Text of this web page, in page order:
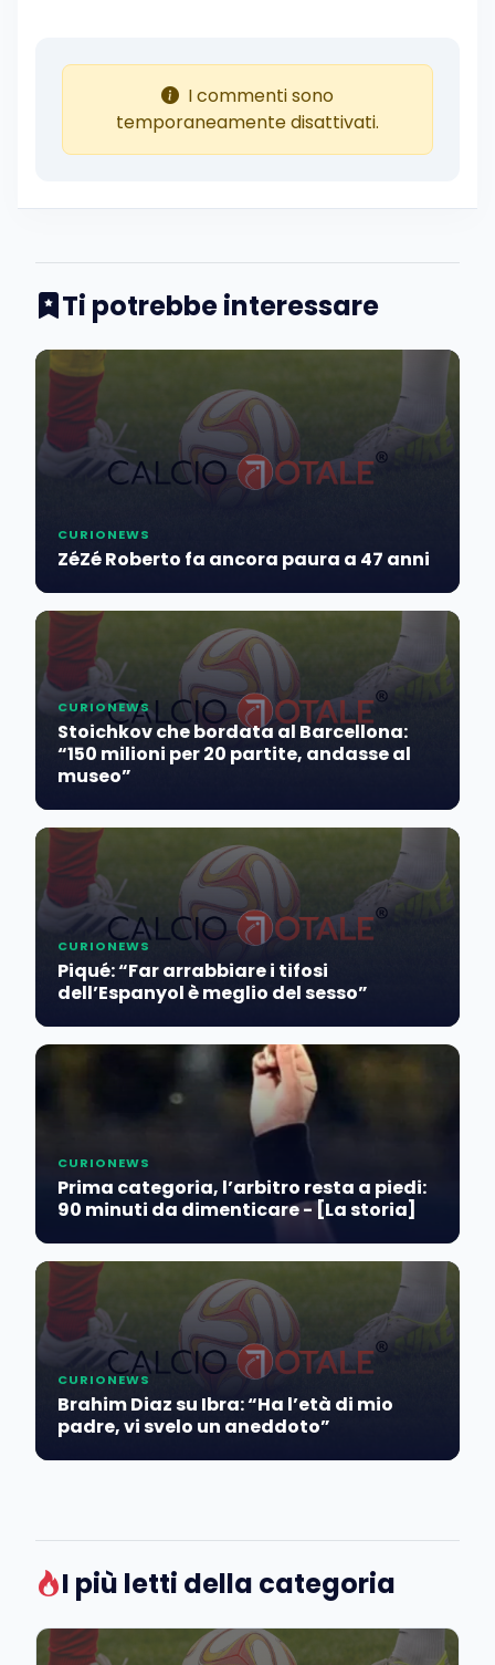
I commenti sono
temporaneamente disattivati.
Ti potrebbe interessare
CURIONEWS
ZéZé Roberto fa ancora paura a 47 anni
CURIONEWS
Stoichkov che bordata al Barcellona:
“150 milioni per 20 partite, andasse al
museo”
CURIONEWS
Piqué: “Far arrabbiare i tifosi
dell’Espanyol è meglio del sesso”
CURIONEWS
Prima categoria, l’arbitro resta a piedi:
90 minuti da dimenticare - [La storia]
CURIONEWS
Brahim Diaz su Ibra: “Ha l’età di mio
padre, vi svelo un aneddoto”
I più letti della categoria